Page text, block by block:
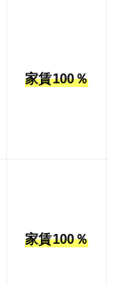
家賃100％
家賃100％